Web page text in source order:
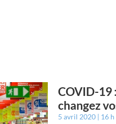
COVID-19
changez
5 avril 2020 16